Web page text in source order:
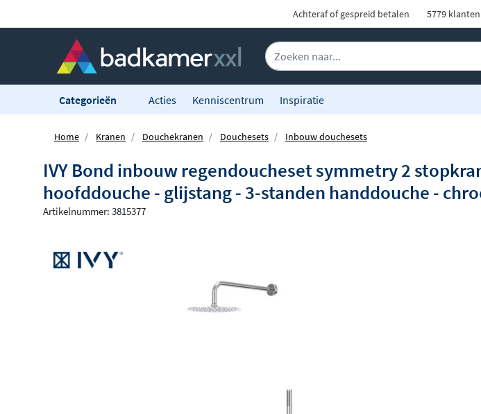
Achteraf of gespreid betalen 5779
Categorieën Acties Kenniscentrum Inspiratie
Home Kranen Douchekranen Douchesets Inbouw douchesets
IVY Bond inbouw regendoucheset symmetry 2
hoofddouche - glijstang - 3-standen handdouche -
Artikelnummer: 3815377